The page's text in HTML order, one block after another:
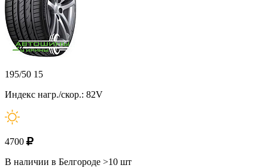
195/50 15
Индекс нагр./скор.: 82V
4700
В наличии в Белгороде >10 шт